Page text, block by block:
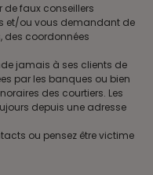
de faux conseillers
et/ou vous demandant de
des coordonnées
jamais à ses clients de
par les banques ou bien
des courtiers. Les
depuis une adresse
ou pensez être victime